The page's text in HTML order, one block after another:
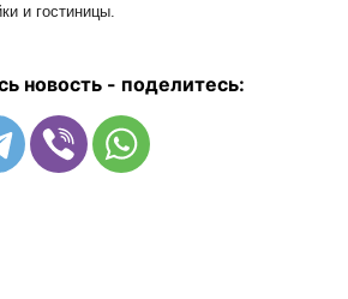
и гостиницы.
новость - поделитесь: